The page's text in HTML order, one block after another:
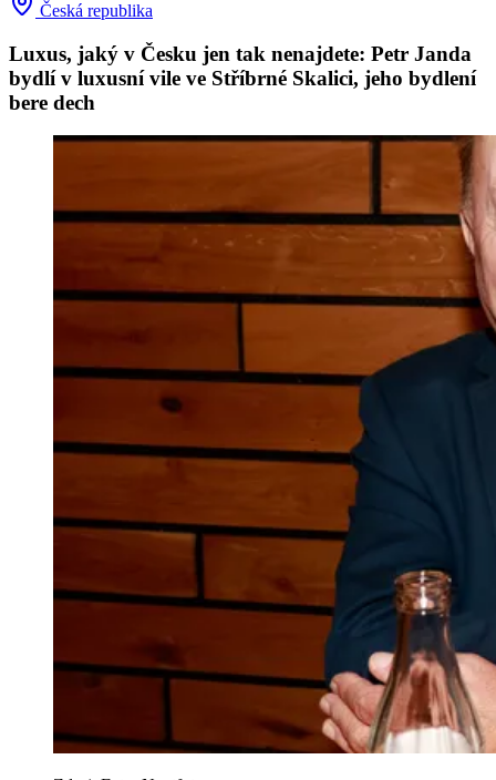
Česká republika
Luxus, jaký v Česku jen tak nenajdete: Petr Janda
bydlí v luxusní vile ve Stříbrné Skalici, jeho bydlení
bere dech